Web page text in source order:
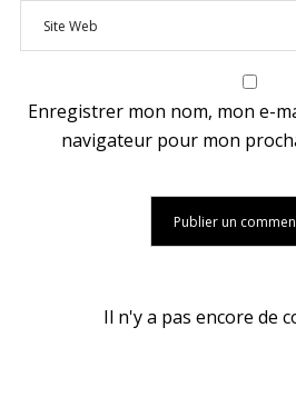
Enregistrer mon nom, mon e-
navigateur pour mon
Il n'y a pas encore de